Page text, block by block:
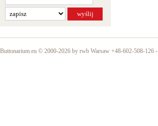
Buttonarium.eu © 2000-2026 by rwb Warsaw +48-602-508-126 -